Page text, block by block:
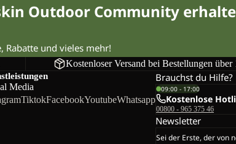
Outdoor Community
und vieles mehr!
Kostenloser Versand bei Bestellungen über
Media
TiktokFacebookYoutubeWhatsapp
Brauchst du Hilfe?
09:00 - 17:00
Kostenlose
00800 - 965 375 46
Newsletter
Sei der Erste, der von